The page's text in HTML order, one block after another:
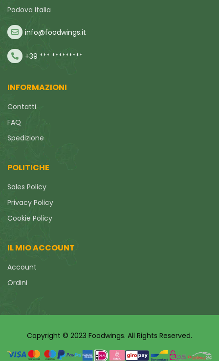
Padova Italia
info@foodwings.it
+39 *** *********
INFORMAZIONI
Contatti
FAQ
Spedizione
POLITICHE
Sales Policy
Privacy Policy
Cookie Policy
IL MIO ACCOUNT
Account
Ordini
Copyright © 2023 Foodwings. All Rights Reserved.